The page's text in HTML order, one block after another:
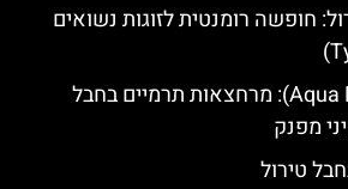
חופשה רומנטית לזוגות נשואים
אקווה דום (Aqua Dome): מרחצאות תרמיים בחבל
מפנק